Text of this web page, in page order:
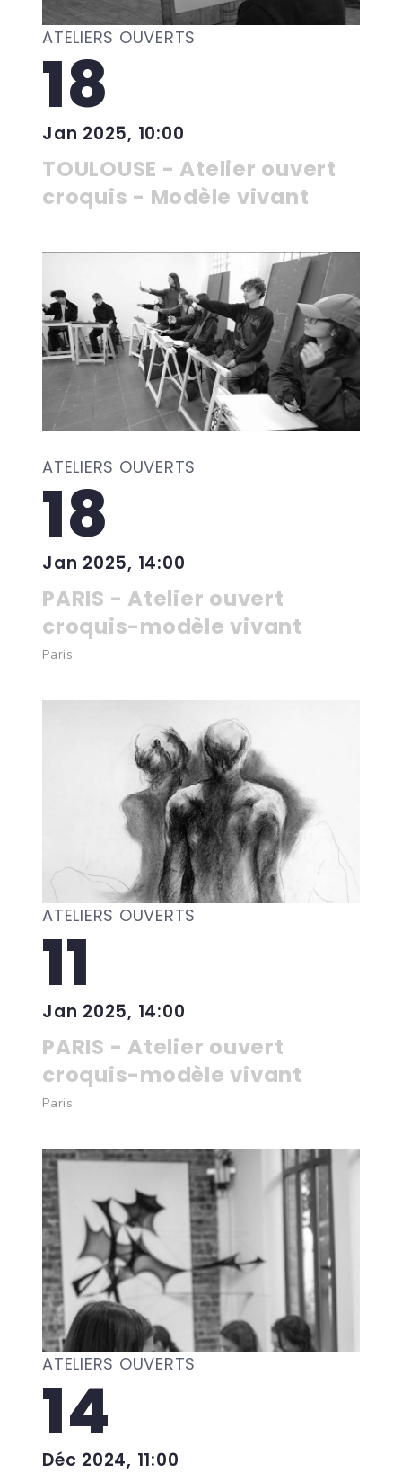
ATELIERS OUVERTS
18
Jan 2025, 10:00
TOULOUSE - Atelier ouvert
croquis - Modèle vivant
ATELIERS OUVERTS
18
Jan 2025, 14:00
PARIS - Atelier ouvert
croquis-modèle vivant
Paris
ATELIERS OUVERTS
11
Jan 2025, 14:00
PARIS - Atelier ouvert
croquis-modèle vivant
Paris
ATELIERS OUVERTS
14
Déc 2024, 11:00